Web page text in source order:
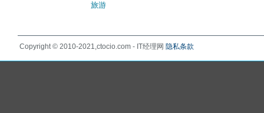
旅游
Copyright © 2010-2021,ctocio.com - IT经理网 隐私条款